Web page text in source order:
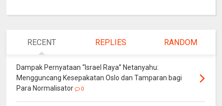
RECENT REPLIES RANDOM
Dampak Pernyataan “Israel Raya” Netanyahu:
Mengguncang Kesepakatan Oslo dan Tamparan bagi
Para Normalisator
0